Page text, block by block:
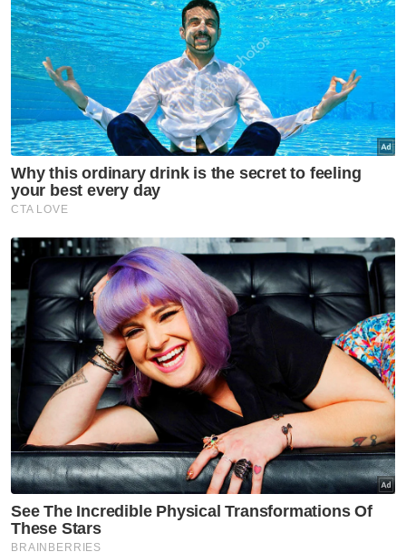
kekal cow grass padahal telah terima duit,
ada juga yang menulis surat kepada kita
untuk gunakan duit itu bagi tujuan naik taraf
tandas, jadi perkara ini memang tidak
dibenarkan.
“Kita juga akan audit untuk pastikan kalau
terima RM300,000 untuk naik taraf saliran,
mereka tak boleh jalankan kerja skop
RM100,000 dan simpan RM200,000 untuk
kegunaan lain,” katanya.
Dalam pada itu, Hannah berkata, geran yang